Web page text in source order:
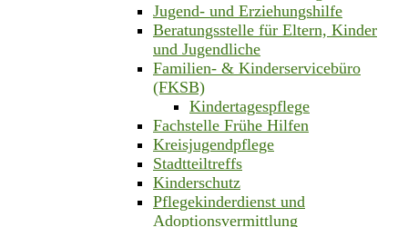
Jugend- und Erziehungshilfe
Beratungsstelle für Eltern, Kinder
und Jugendliche
Familien- & Kinderservicebüro
(FKSB)
Kindertagespflege
Fachstelle Frühe Hilfen
Kreisjugendpflege
Stadtteiltreffs
Kinderschutz
Pflegekinderdienst und
Adoptionsvermittlung